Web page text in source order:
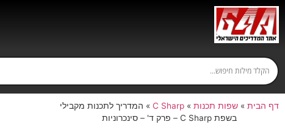
דף הבית »שפות תכנות »
C Sharp
» המדריך לתכנות מקבילי
בשפת C Sharp – פרק ד' – סינכרוניות